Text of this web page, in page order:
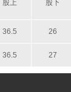
股上 股下
36.5 26
36.5 27